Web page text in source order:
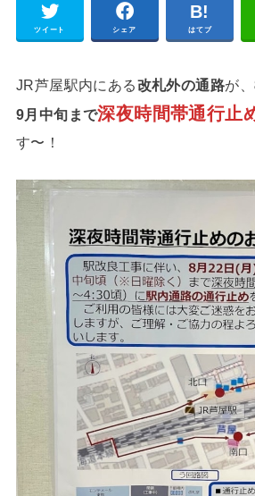
ツイート シェア はてブ
JR芦屋駅内にある改札外の通路が、
9月中旬まで深夜時間帯通行止
す〜！